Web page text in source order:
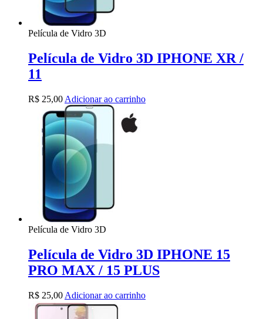
Película de Vidro 3D
Película de Vidro 3D IPHONE XR /
11
R$ 25,00 Adicionar ao carrinho
Película de Vidro 3D
Película de Vidro 3D IPHONE 15
PRO MAX / 15 PLUS
R$ 25,00 Adicionar ao carrinho